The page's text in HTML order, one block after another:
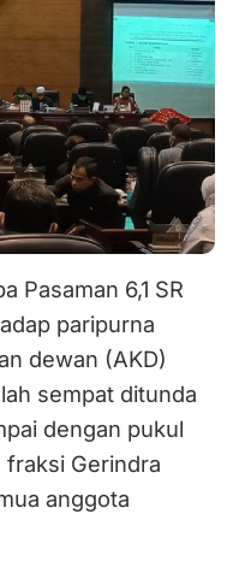
Pasaman 6,1 SR
paripurna
dewan (AKD)
sempat ditunda
dengan pukul
fraksi Gerindra
anggota